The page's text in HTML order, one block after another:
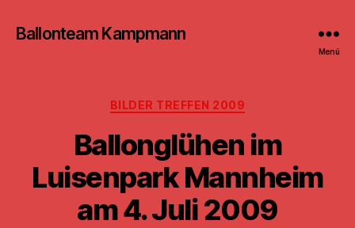
Ballonteam Kampmann
Menü
Kategorien
BILDER TREFFEN 2009
Ballonglühen im
Luisenpark Mannheim
am 4. Juli 2009